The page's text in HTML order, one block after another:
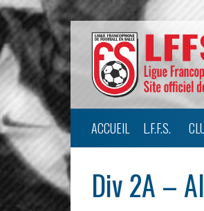
ACCUEIL L.F.F.S.
Div 2A –